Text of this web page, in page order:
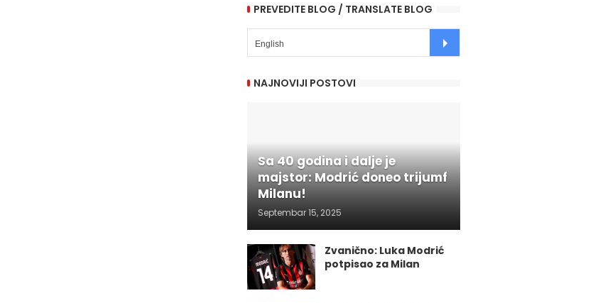
PREVEDITE BLOG / TRANSLATE BLOG
NAJNOVIJI POSTOVI
Sa 40 godina i dalje je
majstor: Modrić doneo trijumf
Milanu!
Septembar 15, 2025
Zvanično: Luka Modrić
potpisao za Milan